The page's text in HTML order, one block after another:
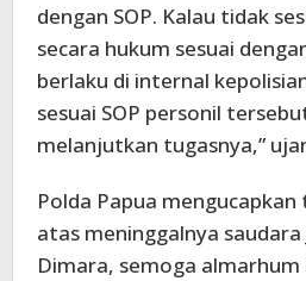
dengan SOP. Kalau tidak
secara hukum sesuai
berlaku di internal
sesuai SOP personil
melanjutkan tugasnya,”
Polda Papua
atas meninggalnya saudara
Dimara, semoga